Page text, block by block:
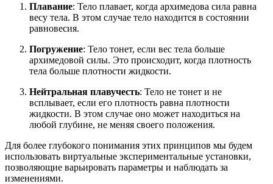
Плавание: Тело плавает, когда архимедова сила равна
весу тела. В этом случае тело находится в состоянии
равновесия.
Погружение: Тело тонет, если вес тела больше
архимедовой силы. Это происходит, когда плотность
тела больше плотности жидкости.
Нейтральная плавучесть: Тело не тонет и не
всплывает, если его плотность равна плотности
жидкости. В этом случае оно может находиться на
любой глубине, не меняя своего положения.
Для более глубокого понимания этих принципов мы будем
использовать виртуальные экспериментальные установки,
позволяющие варьировать параметры и наблюдать за
изменениями.